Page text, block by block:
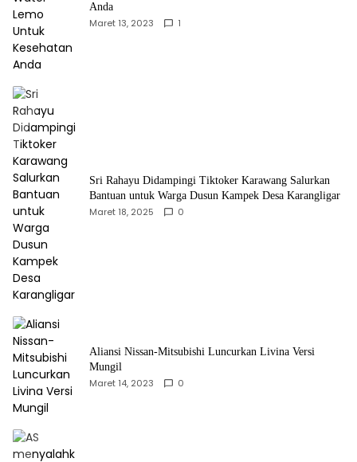
Anda
Maret 13, 2023 1
Sri Rahayu Didampingi Tiktoker Karawang Salurkan
Bantuan untuk Warga Dusun Kampek Desa Karangligar
Maret 18, 2025 0
Aliansi Nissan-Mitsubishi Luncurkan Livina Versi
Mungil
Maret 14, 2023 0